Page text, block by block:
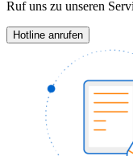
Ruf uns zu unseren
Hotline anrufen